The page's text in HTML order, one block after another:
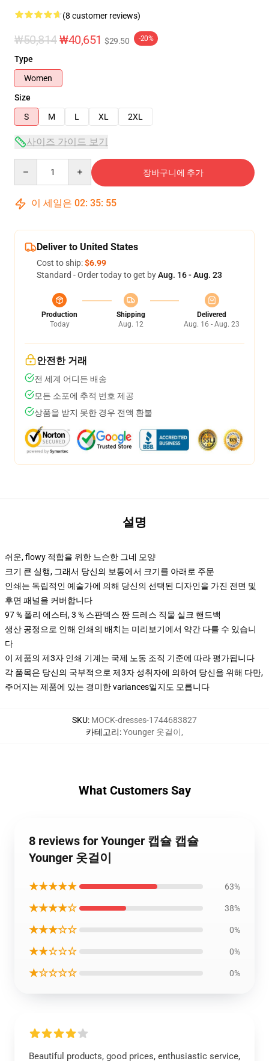
(8 customer reviews)
₩50,814₩40,651 $29.50 -20%
Type
Women
Size
S
M L XL 2XL
사이즈 가이드 보기
장바구니에 추가
이 세일은 02: 35: 54
Deliver to United States
Cost to ship:$6.99
Standard - Order today to get byAug. 16 - Aug. 23
Production
Today
Shipping
Aug. 12
Delivered
Aug. 16 - Aug. 23
안전한 거래
전 세계 어디든 배송
모든 소포에 추적 번호 제공
상품을 받지 못한 경우 전액 환불
설명
쉬운, flowy 적합을 위한 느슨한 그네 모양
크기 큰 실행, 그래서 당신의 보통에서 크기를 아래로 주문
인쇄는 독립적인 예술가에 의해 당신의 선택된 디자인을 가진 전면 및
후면 패널을 커버합니다
97 % 폴리 에스터, 3 % 스판덱스 짠 드레스 직물 실크 핸드백
생산 공정으로 인해 인쇄의 배치는 미리보기에서 약간 다를 수 있습니
다
이 제품의 제3자 인쇄 기계는 국제 노동 조직 기준에 따라 평가됩니다
각 품목은 당신의 국부적으로 제3자 성취자에 의하여 당신을 위해 다만,
주어지는 제품에 있는 경미한 variances일지도 모릅니다
SKU: MOCK-dresses-1744683827
카테고리:Younger 옷걸이,
What Customers Say
8 reviews for Younger 캡슐 캡슐
Younger 옷걸이
★★★★★ 63%
★★★★☆ 38%
★★★☆☆ 0%
★★☆☆☆ 0%
★☆☆☆☆ 0%
Beautiful products, good prices, enthusiastic service,